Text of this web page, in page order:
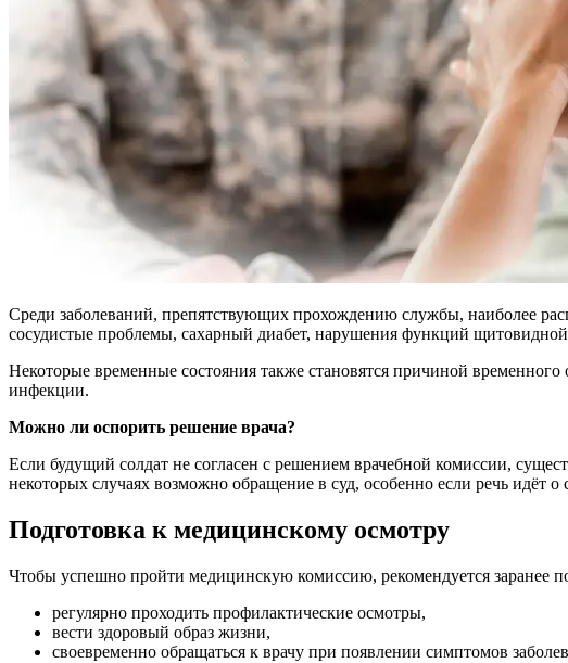
Среди заболеваний, препятствующих прохождению службы, наиболее
сосудистые проблемы, сахарный диабет, нарушения функций щитовидной
Некоторые временные состояния также становятся причиной
инфекции.
Можно ли оспорить решение врача?
Если будущий солдат не согласен с решением врачебной комиссии,
некоторых случаях возможно обращение в суд, особенно если речь
Подготовка к медицинскому осмотру
Чтобы успешно пройти медицинскую комиссию, рекомендуется заранее
регулярно проходить профилактические осмотры,
вести здоровый образ жизни,
своевременно обращаться к врачу при появлении симптомов